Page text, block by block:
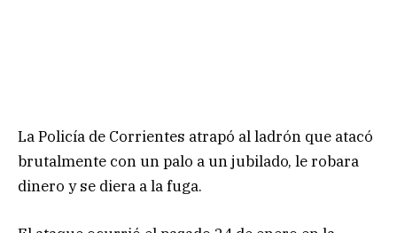
La Policía de Corrientes atrapó al ladrón que atacó
brutalmente con un palo a un jubilado, le robara
dinero y se diera a la fuga.